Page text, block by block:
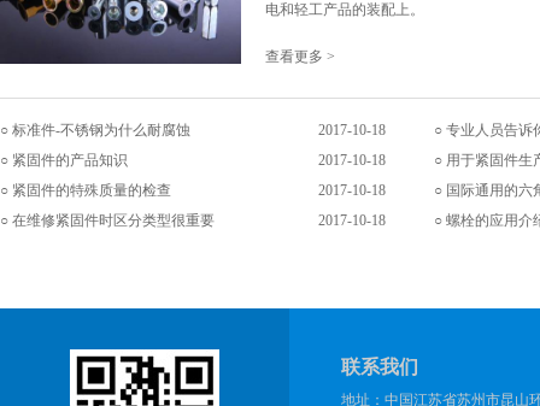
电和轻工产品的装配上。
查看更多 >
标准件-不锈钢为什么耐腐蚀
2017-10-18
紧固件的产品知识
2017-10-18
紧固件的特殊质量的检查
2017-10-18
在维修紧固件时区分类型很重要
2017-10-18
专业人员告诉
用于紧固件生
国际通用的六
螺栓的应用介
联系我们
地址：中国江苏省苏州市昆山